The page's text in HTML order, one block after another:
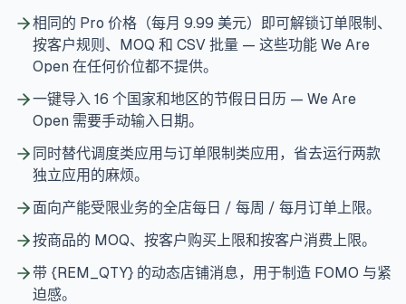
相同的 Pro 价格（每月 9.99 美元）即可解锁订单限制、
按客户规则、MOQ 和 CSV 批量 — 这些功能 We Are
Open 在任何价位都不提供。
一键导入 16 个国家和地区的节假日日历 — We Are
Open 需要手动输入日期。
同时替代调度类应用与订单限制类应用，省去运行两款
独立应用的麻烦。
面向产能受限业务的全店每日 / 每周 / 每月订单上限。
按商品的 MOQ、按客户购买上限和按客户消费上限。
带 {REM_QTY} 的动态店铺消息，用于制造 FOMO 与紧
迫感。